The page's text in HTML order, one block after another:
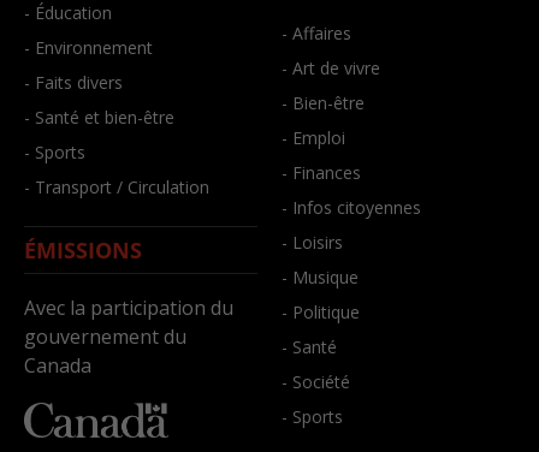
- Éducation
- Environnement
- Faits divers
- Santé et bien-être
- Sports
- Transport / Circulation
ÉMISSIONS
Avec la participation du
gouvernement du
Canada
- Affaires
- Art de vivre
- Bien-être
- Emploi
- Finances
- Infos citoyennes
- Loisirs
- Musique
- Politique
- Santé
- Société
- Sports